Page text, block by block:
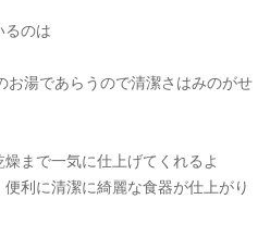
のは
湯であらうので清潔さはみのがせ
まで一気に仕上げてくれるよ
利に清潔に綺麗な食器が仕上がり